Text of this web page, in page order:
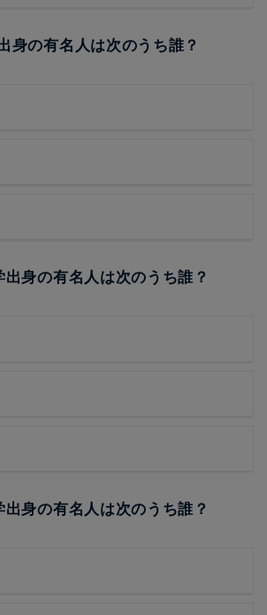
身の有名人は次のうち誰？
身の有名人は次のうち誰？
身の有名人は次のうち誰？